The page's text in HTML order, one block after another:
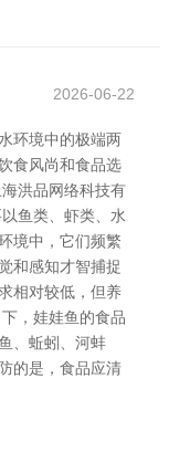
2026-06-22
环境中的极端两
食风尚和食品选
洪品网络科技有
鱼类、虾类、水
境中，它们频繁
和感知才智捕捉
相对较低，但养
，娃娃鱼的食品
、蚯蚓、河蚌
的是，食品应清